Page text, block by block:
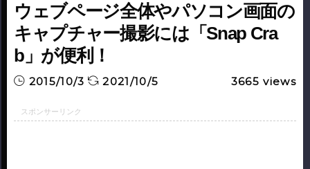
ウェブページ全体やパソコン画面の
キャプチャー撮影には「Snap Cra
b」が便利！
2015/10/3 2021/10/5 3665views